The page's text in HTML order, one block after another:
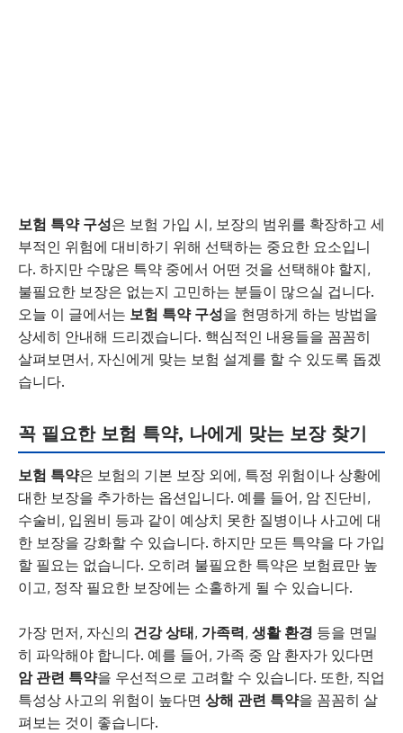
보험 특약 구성은 보험 가입 시, 보장의 범위를 확장하고 세
부적인 위험에 대비하기 위해 선택하는 중요한 요소입니
다. 하지만 수많은 특약 중에서 어떤 것을 선택해야 할지,
불필요한 보장은 없는지 고민하는 분들이 많으실 겁니다.
오늘 이 글에서는 보험 특약 구성을 현명하게 하는 방법을
상세히 안내해 드리겠습니다. 핵심적인 내용들을 꼼꼼히
살펴보면서, 자신에게 맞는 보험 설계를 할 수 있도록 돕겠
습니다.
꼭 필요한 보험 특약, 나에게 맞는 보장 찾기
보험 특약은 보험의 기본 보장 외에, 특정 위험이나 상황에
대한 보장을 추가하는 옵션입니다. 예를 들어, 암 진단비,
수술비, 입원비 등과 같이 예상치 못한 질병이나 사고에 대
한 보장을 강화할 수 있습니다. 하지만 모든 특약을 다 가입
할 필요는 없습니다. 오히려 불필요한 특약은 보험료만 높
이고, 정작 필요한 보장에는 소홀하게 될 수 있습니다.
가장 먼저, 자신의 건강 상태, 가족력, 생활 환경 등을 면밀
히 파악해야 합니다. 예를 들어, 가족 중 암 환자가 있다면
암 관련 특약을 우선적으로 고려할 수 있습니다. 또한, 직업
특성상 사고의 위험이 높다면 상해 관련 특약을 꼼꼼히 살
펴보는 것이 좋습니다.